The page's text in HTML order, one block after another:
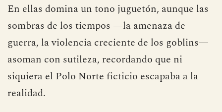
En ellas domina un tono juguetón, aunque las
sombras de los tiempos —la amenaza de
guerra, la violencia creciente de los goblins—
asoman con sutileza, recordando que ni
siquiera el Polo Norte ficticio escapaba a la
realidad.